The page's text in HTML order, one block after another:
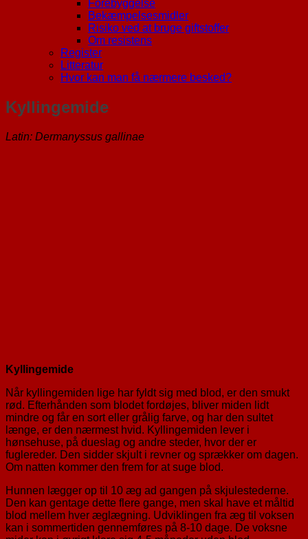
Forebyggelse
Bekæmpelsesmidler
Risiko ved at bruge giftstoffer
Om resistens
Register
Litteratur
Hvor kan man få nærmere besked?
Kyllingemide
Latin: Dermanyssus gallinae
Kyllingemide
Når kyllingemiden lige har fyldt sig med blod, er den smukt
rød. Efterhånden som blodet fordøjes, bliver miden lidt
mindre og får en sort eller grålig farve, og har den sultet
længe, er den nærmest hvid. Kyllingemiden lever i
hønsehuse, på dueslag og andre steder, hvor der er
fuglereder. Den sidder skjult i revner og sprækker om dagen.
Om natten kommer den frem for at suge blod.
Hunnen lægger op til 10 æg ad gangen på skjulestederne.
Den kan gentage dette flere gange, men skal have et måltid
blod mellem hver æglægning. Udviklingen fra æg til voksen
kan i sommertiden gennemføres på 8-10 dage. De voksne